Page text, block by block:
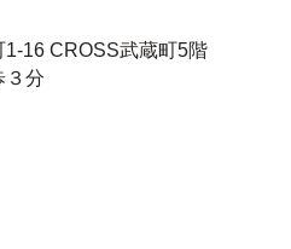
16 CROSS武蔵町5階
３分